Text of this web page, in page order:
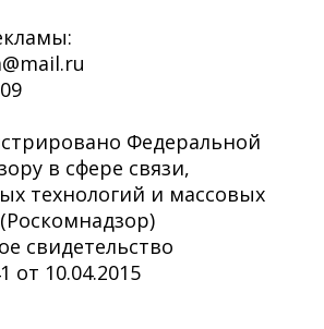
Федеральной
в сфере связи,
технологий и массовых
свидетельство
от 10.04.2015